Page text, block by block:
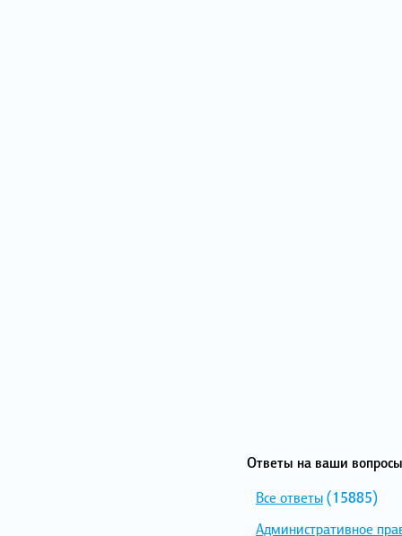
Ответы на ваши
Все ответы(15885)
Административное